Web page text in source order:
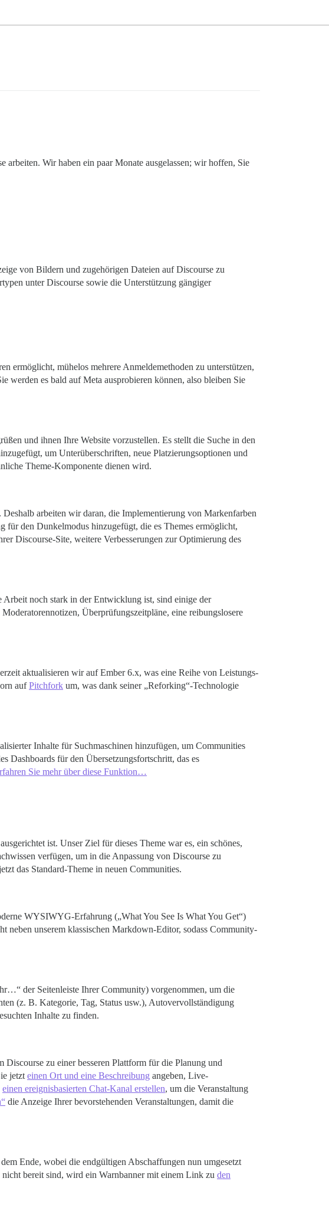
Wir haben ein paar Monate ausgelassen; wir hoffen, Sie
von Bildern und zugehörigen Dateien auf Discourse zu
unter Discourse sowie die Unterstützung gängiger
ermöglicht, mühelos mehrere Anmeldemethoden zu unterstützen,
werden es bald auf Meta ausprobieren können, also bleiben Sie
und ihnen Ihre Website vorzustellen. Es stellt die Suche in den
um Unterüberschriften, neue Platzierungsoptionen und
Theme-Komponente dienen wird.
arbeiten wir daran, die Implementierung von Markenfarben
für den Dunkelmodus hinzugefügt, die es Themes ermöglicht,
Discourse-Site, weitere Verbesserungen zur Optimierung des
Arbeit noch stark in der Entwicklung ist, sind einige der
Überprüfungszeitpläne, eine reibungslosere
aktualisieren wir auf Ember 6.x, was eine Reihe von Leistungs-
aufPitchfork um, was dank seiner „Reforking“-Technologie
Inhalte für Suchmaschinen hinzufügen, um Communities
Dashboards für den Übersetzungsfortschritt, das es
Sie mehr über diese Funktion…
ist. Unser Ziel für dieses Theme war es, ein schönes,
verfügen, um in die Anpassung von Discourse zu
das Standard-Theme in neuen Communities.
WYSIWYG-Erfahrung („What You See Is What You Get“)
neben unserem klassischen Markdown-Editor, sodass Community-
der Seitenleiste Ihrer Community) vorgenommen, um die
(z. B. Kategorie, Tag, Status usw.), Autovervollständigung
Inhalte zu finden.
zu einer besseren Plattform für die Planung und
jetzt einen Ort und eine Beschreibung angeben, Live-
einen ereignisbasierten Chat-Kanal erstellen, um die Veranstaltung
die Anzeige Ihrer bevorstehenden Veranstaltungen, damit die
Ende, wobei die endgültigen Abschaffungen nun umgesetzt
bereit sind, wird ein Warnbanner mit einem Link zu den